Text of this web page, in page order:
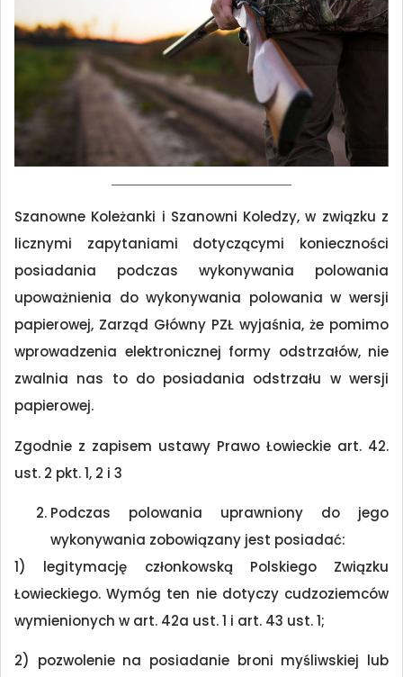
Szanowne Koleżanki i Szanowni Koledzy, w związku z
licznymi zapytaniami dotyczącymi konieczności
posiadania podczas wykonywania polowania
upoważnienia do wykonywania polowania w wersji
papierowej, Zarząd Główny PZŁ wyjaśnia, że pomimo
wprowadzenia elektronicznej formy odstrzałów, nie
zwalnia nas to do posiadania odstrzału w wersji
papierowej.
Zgodnie z zapisem ustawy Prawo Łowieckie art. 42.
ust. 2 pkt. 1, 2 i 3
Podczas polowania uprawniony do jego
wykonywania zobowiązany jest posiadać:
1) legitymację członkowską Polskiego Związku
Łowieckiego. Wymóg ten nie dotyczy cudzoziemców
wymienionych w art. 42a ust. 1 i art. 43 ust. 1;
2) pozwolenie na posiadanie broni myśliwskiej lub